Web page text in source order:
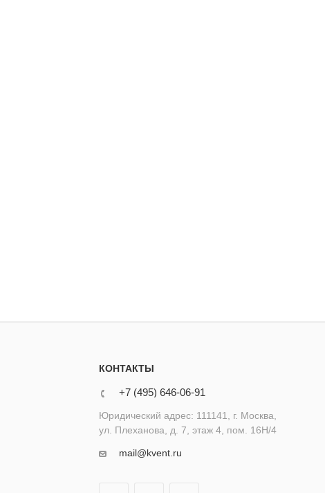
КОНТАКТЫ
+7 (495) 646-06-91
Юридический адрес: 111141, г. Москва,
ул. Плеханова, д. 7, этаж 4, пом. 16Н/4
mail@kvent.ru